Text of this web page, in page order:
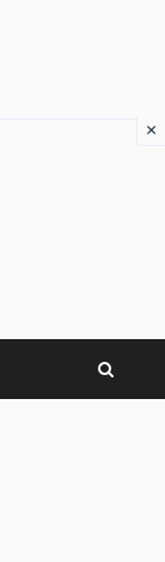
×